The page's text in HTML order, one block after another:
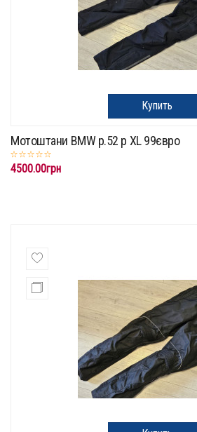
Купить
Мотоштани BMW p.52 p XL 99євро
4500.00грн